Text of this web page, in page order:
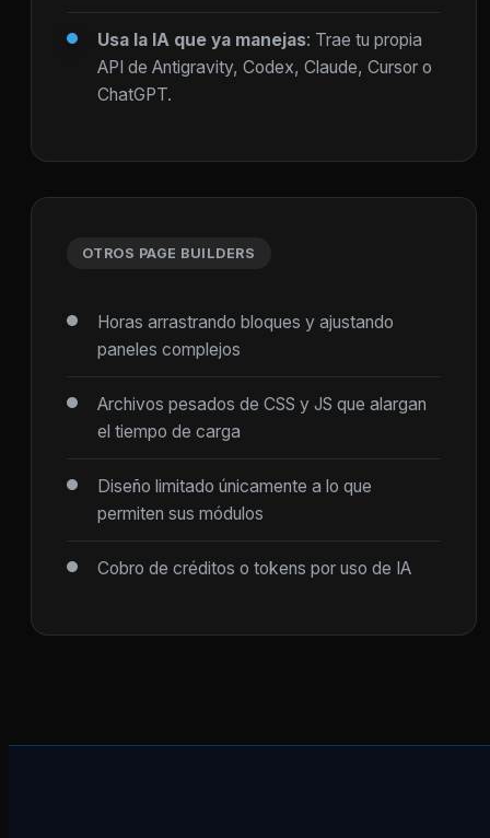
Usa la IA que ya manejas: Trae tu propia
API de Antigravity, Codex, Claude, Cursor o
ChatGPT.
OTROS PAGE BUILDERS
Horas arrastrando bloques y ajustando
paneles complejos
Archivos pesados de CSS y JS que alargan
el tiempo de carga
Diseño limitado únicamente a lo que
permiten sus módulos
Cobro de créditos o tokens por uso de IA